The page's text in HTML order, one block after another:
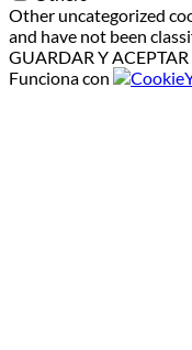
Other uncategorized
and have not been
GUARDAR Y ACEPTAR
Funciona con